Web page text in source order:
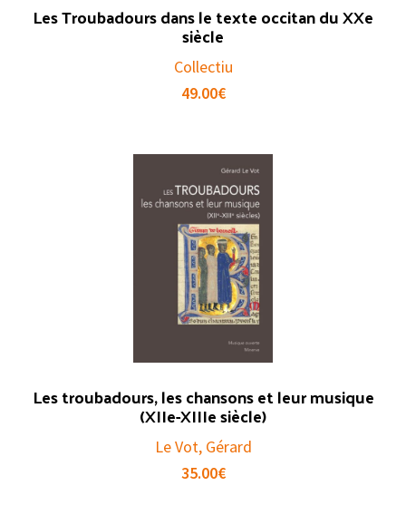
Les Troubadours dans le texte occitan du XXe
siècle
Collectiu
49.00€
Les troubadours, les chansons et leur musique
(XIIe-XIIIe siècle)
Le Vot, Gérard
35.00€